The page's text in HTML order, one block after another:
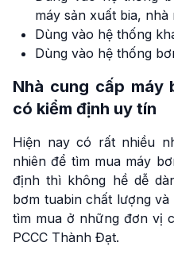
máy sản xuất bia, nhà
Dùng vào hệ thống
Dùng vào hệ thống
Nhà cung cấp máy
có kiểm định uy tín
Hiện nay có rất nhiều
nhiên để tìm mua máy
định thì không hề dễ
bơm tuabin chất lượng
tìm mua ở những đơn vị
PCCC Thành Đạt.